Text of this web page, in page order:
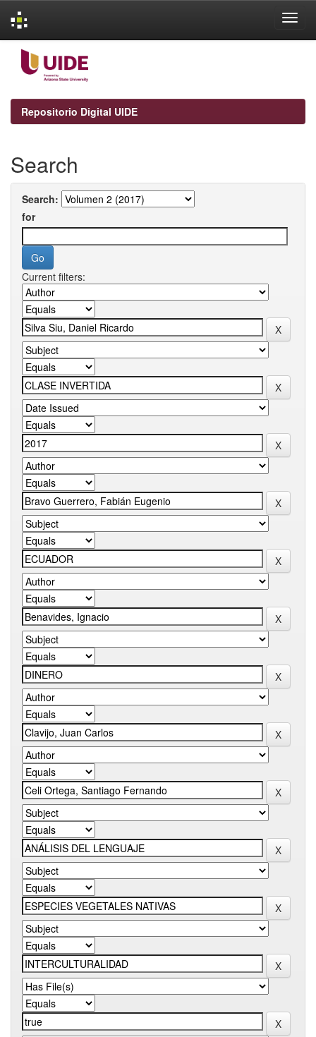
navigation
Repositorio Digital UIDE
Search
Search:
for
Current filters: